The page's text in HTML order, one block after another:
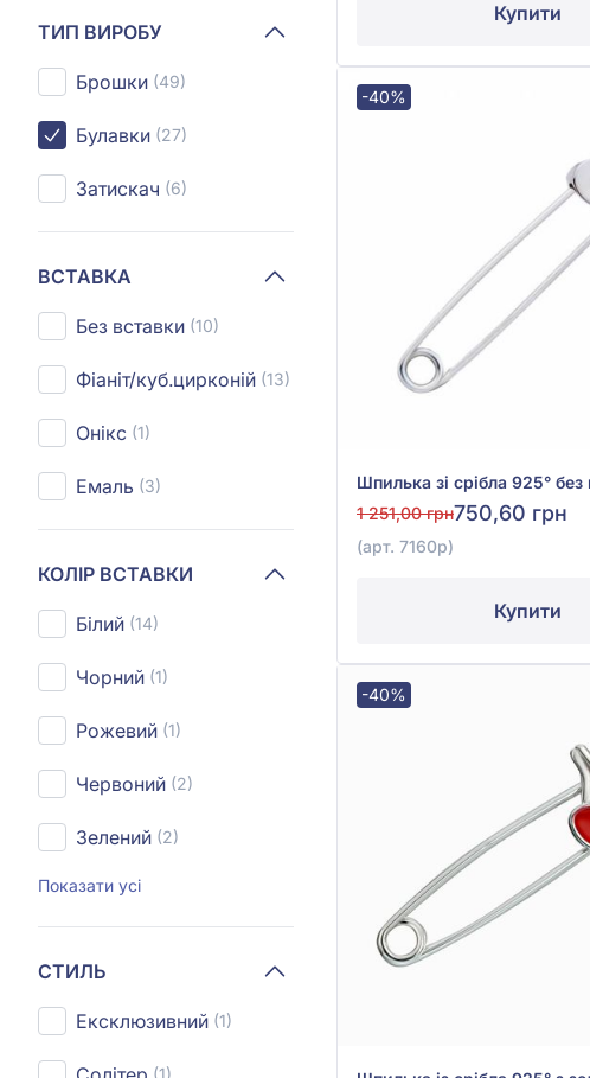
ТИП ВИРОБУ
Брошки (49)
Булавки (27)
Затискач (6)
ВСТАВКА
Без вставки (10)
Фіаніт/куб.цирконій (13)
Онікс (1)
Емаль (3)
КОЛІР ВСТАВКИ
Білий (14)
Чорний (1)
Рожевий (1)
Червоний (2)
Зелений (2)
Показати усі
СТИЛЬ
Ексклюзивний (1)
(1)
Купити
-40%
1 251,00 грн750,60 грн
(арт. 7160р)
Купити
-40%